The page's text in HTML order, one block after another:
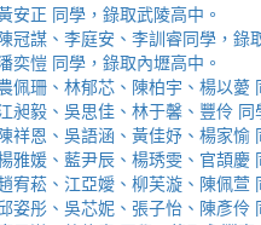
正 同學，錄取武陵高中。
謀、李庭安、李訓睿同學，錄
愷 同學，錄取內壢高中。
珊、林郁芯、陳柏宇、楊以薆
毅、吳思佳、林于馨、豐伶 同
恩、吳語涵、黃佳妤、楊家愉
媛、藍尹辰、楊琇雯、官頡慶
菘、江亞嬡、柳芙漩、陳佩萱
彤、吳芯妮、張子怡、陳彥伶